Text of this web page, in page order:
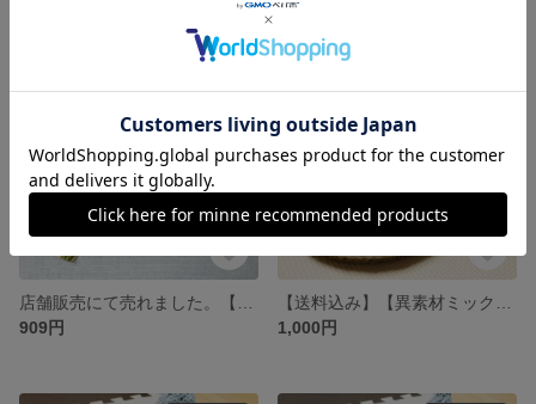
SOLD OUT
909円
1,000円